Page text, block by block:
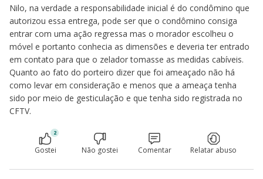
Nilo, na verdade a responsabilidade inicial é do condômino que
autorizou essa entrega, pode ser que o condômino consiga
entrar com uma ação regressa mas o morador escolheu o
móvel e portanto conhecia as dimensões e deveria ter entrado
em contato para que o zelador tomasse as medidas cabíveis.
Quanto ao fato do porteiro dizer que foi ameaçado não há
como levar em consideração e menos que a ameaça tenha
sido por meio de gesticulação e que tenha sido registrada no
CFTV.
2
Gostei Não gostei Comentar Relatar abuso